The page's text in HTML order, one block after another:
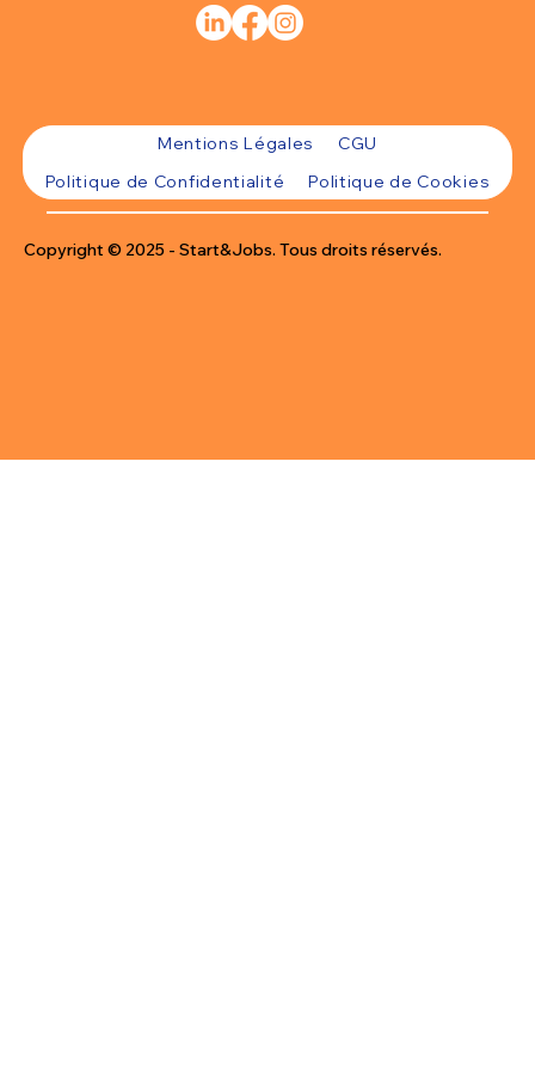
Copyright © 2025 - Start&Jobs. Tous droits réservés.
Mentions Légales
CGU
Politique de Confidentialité
Politique de Cookies